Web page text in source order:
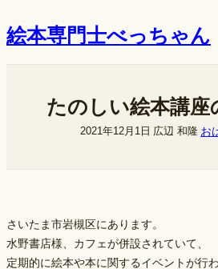
容
絵本専門士べっちゃん
たのしい絵本講座
2021年12月1日 広辺 和隆 お
さいたま市岩槻区にあります。
水野書店様、カフェが併設されていて、
定期的に絵本や本に関するイベントが行